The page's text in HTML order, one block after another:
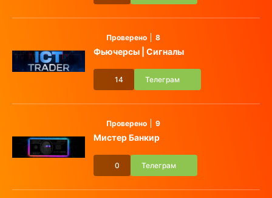
Проверено 8
Фьючерсы | Сигналы
14 Телеграм
Проверено 9
Мистер Банкир
0 Телеграм